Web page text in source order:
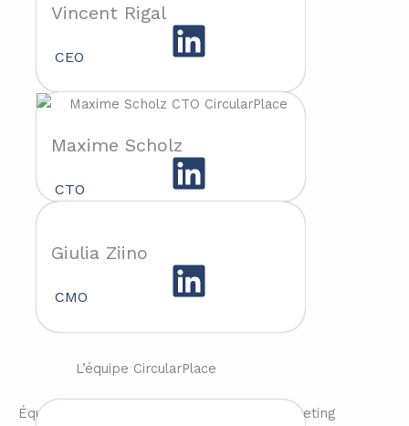
Vincent Rigal
CEO
Maxime Scholz
CTO
Giulia Ziino
CMO
L’équipe CircularPlace
Équipe développement commercial & marketing